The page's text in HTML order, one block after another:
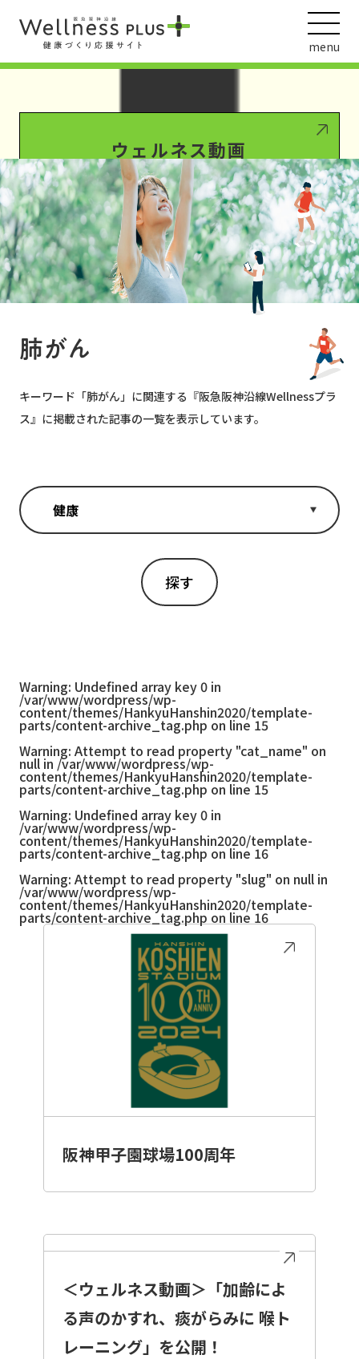
Warning : Undefined array key 0 in/var/www/wordpress/wp-
content/themes/HankyuHanshin2020/functions.php
1016
/var/www/wordpress/wp-
menu
肺がん
キーワード「肺がん」に関連する『阪急阪神沿線Wellnessプラ
ス』に掲載された記事の一覧を表示しています。
Warning: Undefined array key 0 in
/var/www/wordpress/wp-
content/themes/HankyuHanshin2020/template-
parts/content-archive_tag.php on line 15
Warning: Attempt to read property "cat_name" on
null in /var/www/wordpress/wp-
content/themes/HankyuHanshin2020/template-
parts/content-archive_tag.php on line 15
Warning: Undefined array key 0 in
/var/www/wordpress/wp-
content/themes/HankyuHanshin2020/template-
parts/content-archive_tag.php on line 16
Warning: Attempt to read property "slug" on null in
/var/www/wordpress/wp-
content/themes/HankyuHanshin2020/template-
parts/content-archive_tag.php on line 16
阪神甲子園球場100周年
＜ウェルネス動画＞「加齢によ
る声のかすれ、痰がらみに 喉ト
レーニング」を公開！
ウェルネス動画
阪急阪神ホールディングス
ヘルスケアの取組